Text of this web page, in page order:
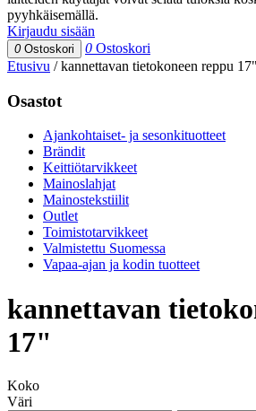
pyyhkäisemällä.
Kirjaudu sisään
0 Ostoskori 0 Ostoskori
Etusivu /kannettavan tietokoneen reppu 17"
Osastot
Ajankohtaiset- ja sesonkituotteet
Brändit
Keittiötarvikkeet
Mainoslahjat
Mainostekstiilit
Outlet
Toimistotarvikkeet
Valmistettu Suomessa
Vapaa-ajan ja kodin tuotteet
kannettavan
17"
Koko
Väri